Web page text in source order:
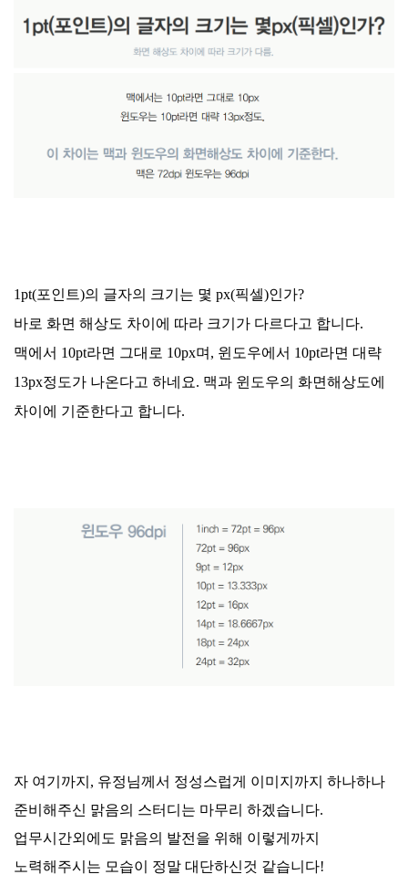
1pt(포인트)의 글자의 크기는 몇 px(픽셀)인가?
바로 화면 해상도 차이에 따라 크기가 다르다고 합니다.
맥에서 10pt라면 그대로 10px며, 윈도우에서 10pt라면 대략
13px정도가 나온다고 하네요. 맥과 윈도우의 화면해상도에
차이에 기준한다고 합니다.
자 여기까지, 유정님께서 정성스럽게 이미지까지 하나하나
준비해주신 맑음의 스터디는 마무리 하겠습니다.
업무시간외에도 맑음의 발전을 위해 이렇게까지
노력해주시는 모습이 정말 대단하신것 같습니다!